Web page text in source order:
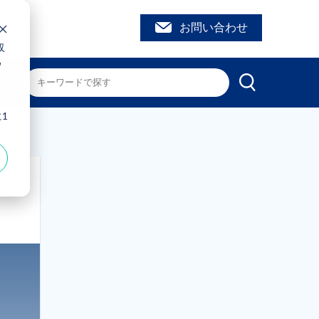
お問い合わせ